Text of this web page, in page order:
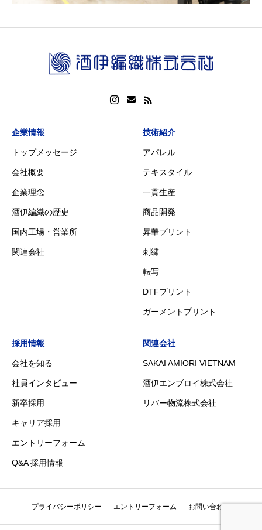
企業情報
トップメッセージ
会社概要
企業理念
酒伊編織の歴史
国内工場・営業所
関連会社
技術紹介
アパレル
テキスタイル
一貫生産
商品開発
昇華プリント
刺繍
転写
DTFプリント
ガーメントプリント
採用情報
会社を知る
社員インタビュー
新卒採用
キャリア採用
エントリーフォーム
Q&A 採用情報
関連会社
SAKAI AMIORI VIETNAM
酒伊エンブロイ株式会社
リバー物流株式会社
プライバシーポリシー エントリーフォーム お問い合わせ